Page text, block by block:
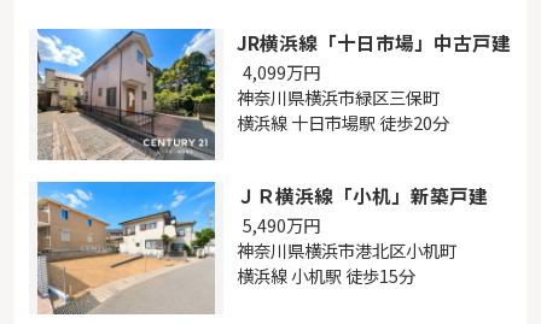
JR横浜線「十日市場」中古戸建
4,099万円
神奈川県横浜市緑区三保町
横浜線 十日市場駅 徒歩20分
ＪＲ横浜線「小机」新築戸建
5,490万円
神奈川県横浜市港北区小机町
横浜線 小机駅 徒歩15分